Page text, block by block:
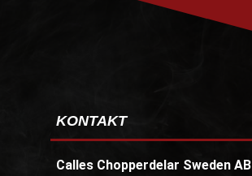
KONTAKT
Calles Chopperdelar Sweden AB